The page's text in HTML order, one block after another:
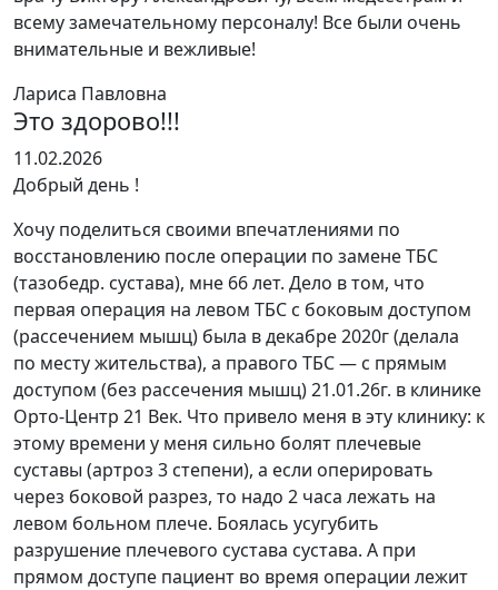
всему замечательному персоналу! Все были очень
внимательные и вежливые!
Лариса Павловна
Это здорово!!!
Оценка
5
5
11.02.2026
Добрый день !
Хочу поделиться своими впечатлениями по
восстановлению после операции по замене ТБС
(тазобедр. сустава), мне 66 лет. Дело в том, что
первая операция на левом ТБС с боковым доступом
(рассечением мышц) была в декабре 2020г (делала
по месту жительства), а правого ТБС — с прямым
доступом (без рассечения мышц) 21.01.26г. в клинике
Орто-Центр 21 Век. Что привело меня в эту клинику: к
этому времени у меня сильно болят плечевые
суставы (артроз 3 степени), а если оперировать
через боковой разрез, то надо 2 часа лежать на
левом больном плече. Боялась усугубить
разрушение плечевого сустава сустава. А при
прямом доступе пациент во время операции лежит